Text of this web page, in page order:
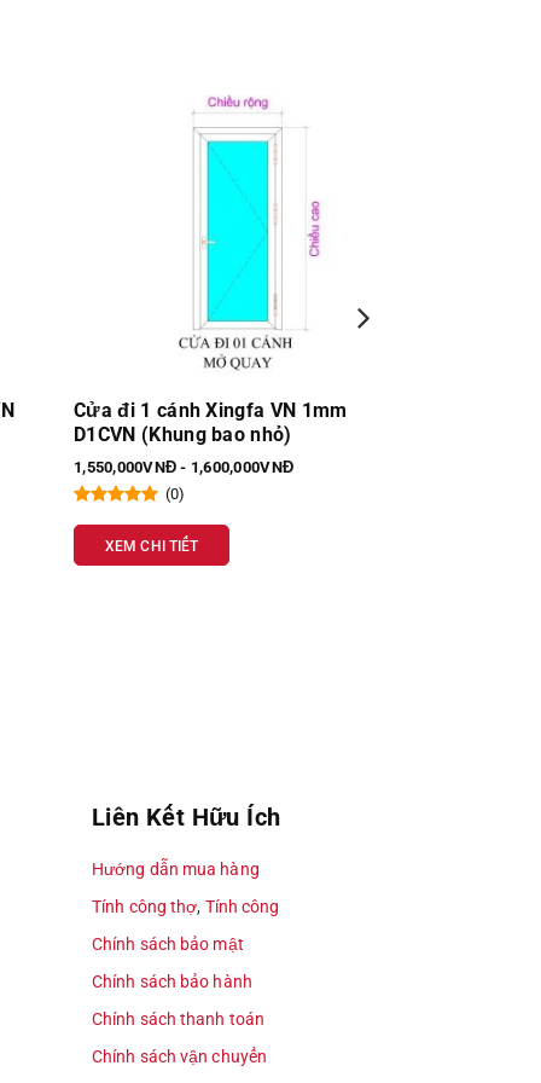
Cửa sổ lùa 4 cánh Nhôm Xingfa VN
1.4mm SL4C
1,800,000VNĐ - 19,000,000VNĐ
(0)
XEM CHI TIẾT
Liên Kết Hữu Ích
Hướng dẫn mua hàng
Tính công thợ, Tính công
Chính sách bảo mật
Chính sách bảo hành
Chính sách thanh toán
Chính sách vận chuyển